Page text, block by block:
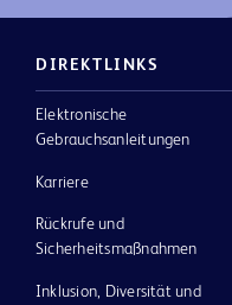
DIREKTLINKS
Elektronische
Gebrauchsanleitungen
Karriere
Rückrufe und
Sicherheitsmaßnahmen
Inklusion, Diversität und